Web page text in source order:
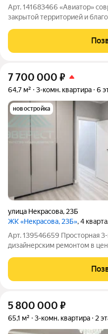
Арт. 141683466 «Авиатор» современный жилой комплекс с
закрытой территорией и
движения и лишнего шума.
Ровные стены: улучшенная
7 700 000 ₽
64,7 м² 3-комн. квартира 6
новостройка
улица Некрасова, 23Б
ЖК «Некрасова, 23Б», 4
Арт. 139546659 Просторная
дизайнерским ремонтом в
постройки, где уже всё
Благодаря удачной
5 800 000 ₽
65,1 м² 3-комн. квартира 2